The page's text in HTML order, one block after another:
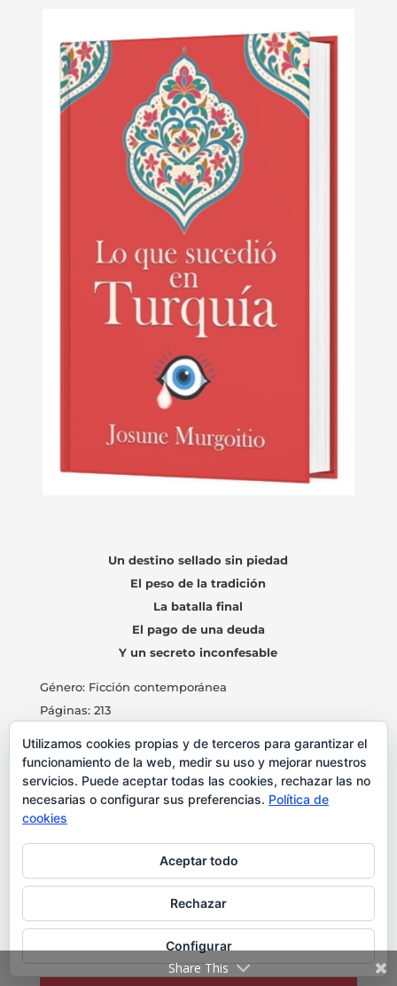
Un destino sellado sin piedad
El peso de la tradición
La batalla final
El pago de una deuda
Y un secreto inconfesable
Género: Ficción contemporánea
Páginas: 213
Un viaje inusual a Turquía que comenzará como
una huida…
Y, de la mano de un guía, desvelará un entramado
en un pasado y presente dominado por el honor y la
tra(d)ición.
Lee la sinopsis en la página de Amazon
Lee Lo que sucedió en Turquía (Destino
Share This
Utilizamos cookies propias y de terceros para garantizar el
funcionamiento de la web, medir su uso y mejorar nuestros
servicios. Puede aceptar todas las cookies, rechazar las no
necesarias o configurar sus preferencias. Política de
cookies
Aceptar todo
Rechazar
Configurar